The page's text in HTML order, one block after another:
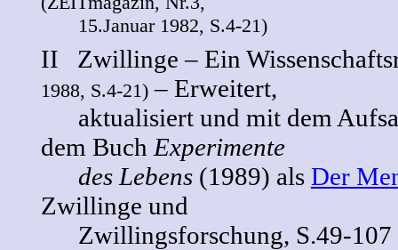
15.Januar 1982, S.4-21)
II Zwillinge – Ein
1988, S.4-21)‒ Erweitert,
aktualisiert und mit dem
dem Buch Experimente
des Lebens(1989) als Der
Zwillinge und
Zwillingsforschung, S.49-107